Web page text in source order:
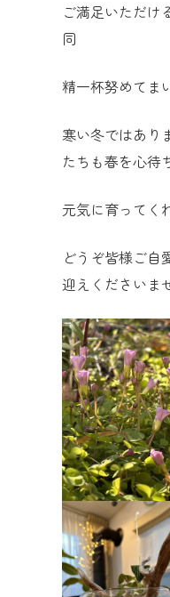
ご満足いただけ
同
精一杯努めてま
寒い冬ではあり
たちも春を心待
元気に育ってく
どうぞ皆様ご自
迎えくださいま